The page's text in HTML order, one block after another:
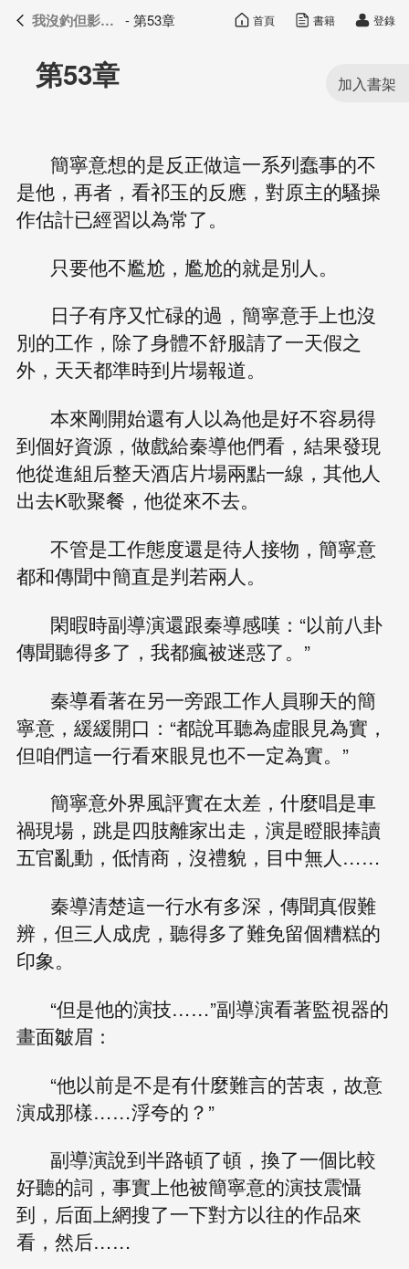
我沒釣但影帝真香了 目錄
第53章
簡寧意想的是反正做這一系列蠢事的不
是他，再者，看祁玉的反應，對原主的騷操
作估計已經習以為常了。
只要他不尷尬，尷尬的就是別人。
日子有序又忙碌的過，簡寧意手上也沒
別的工作，除了身體不舒服請了一天假之
外，天天都準時到片場報道。
本來剛開始還有人以為他是好不容易得
到個好資源，做戲給秦導他們看，結果發現
他從進組后整天酒店片場兩點一線，其他人
出去K歌聚餐，他從來不去。
不管是工作態度還是待人接物，簡寧意
都和傳聞中簡直是判若兩人。
閑暇時副導演還跟秦導感嘆：“以前八卦
傳聞聽得多了，我都瘋被迷惑了。”
秦導看著在另一旁跟工作人員聊天的簡
寧意，緩緩開口：“都說耳聽為虛眼見為實，
但咱們這一行看來眼見也不一定為實。”
簡寧意外界風評實在太差，什麼唱是車
禍現場，跳是四肢離家出走，演是瞪眼捧讀
五官亂動，低情商，沒禮貌，目中無人……
秦導清楚這一行水有多深，傳聞真假難
辨，但三人成虎，聽得多了難免留個糟糕的
印象。
“但是他的演技……”副導演看著監視器的
畫面皺眉：
“他以前是不是有什麼難言的苦衷，故意
演成那樣……浮夸的？”
副導演說到半路頓了頓，換了一個比較
好聽的詞，事實上他被簡寧意的演技震懾
到，后面上網搜了一下對方以往的作品來
看，然后……
我沒釣但影帝真香了 - 第53章 首頁 書籍 登錄